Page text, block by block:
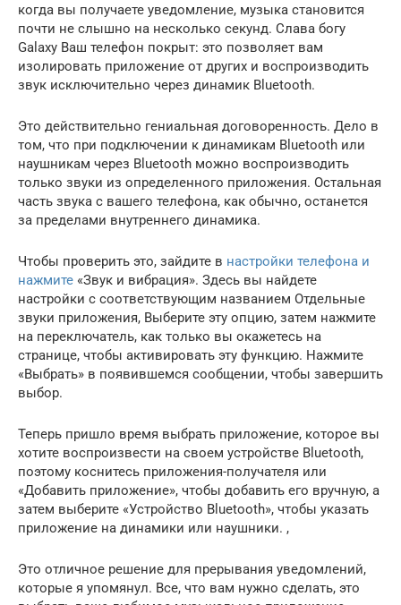
когда вы получаете уведомление, музыка становится
почти не слышно на несколько секунд. Слава богу
Galaxy Ваш телефон покрыт: это позволяет вам
изолировать приложение от других и воспроизводить
звук исключительно через динамик Bluetooth.
Это действительно гениальная договоренность. Дело в
том, что при подключении к динамикам Bluetooth или
наушникам через Bluetooth можно воспроизводить
только звуки из определенного приложения. Остальная
часть звука с вашего телефона, как обычно, останется
за пределами внутреннего динамика.
Чтобы проверить это, зайдите в настройки телефона и
нажмите «Звук и вибрация». Здесь вы найдете
настройки с соответствующим названием Отдельные
звуки приложения, Выберите эту опцию, затем нажмите
на переключатель, как только вы окажетесь на
странице, чтобы активировать эту функцию. Нажмите
«Выбрать» в появившемся сообщении, чтобы завершить
выбор.
Теперь пришло время выбрать приложение, которое вы
хотите воспроизвести на своем устройстве Bluetooth,
поэтому коснитесь приложения-получателя или
«Добавить приложение», чтобы добавить его вручную, а
затем выберите «Устройство Bluetooth», чтобы указать
приложение на динамики или наушники. ,
Это отличное решение для прерывания уведомлений,
которые я упомянул. Все, что вам нужно сделать, это